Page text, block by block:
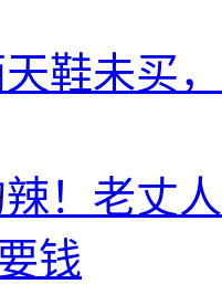
鞋未买
！老丈
钱